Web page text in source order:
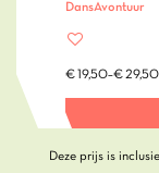
DansAvontuur
€ 19,50–€ 29,50
Deze prijs is